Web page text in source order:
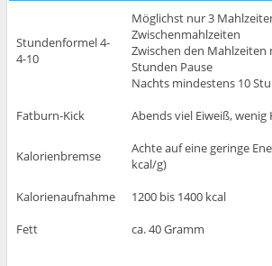
Stundenformel 4-
4-10
Möglichst nur 3
Zwischenmahlzeiten
Zwischen den Mahlzeiten
Stunden Pause
Nachts mindestens 10
Fatburn-Kick
Abends viel Eiweiß,
Kalorienbremse
Achte auf eine geringe
kcal/g)
Kalorienaufnahme
1200 bis 1400 kcal
Fett
ca. 40 Gramm